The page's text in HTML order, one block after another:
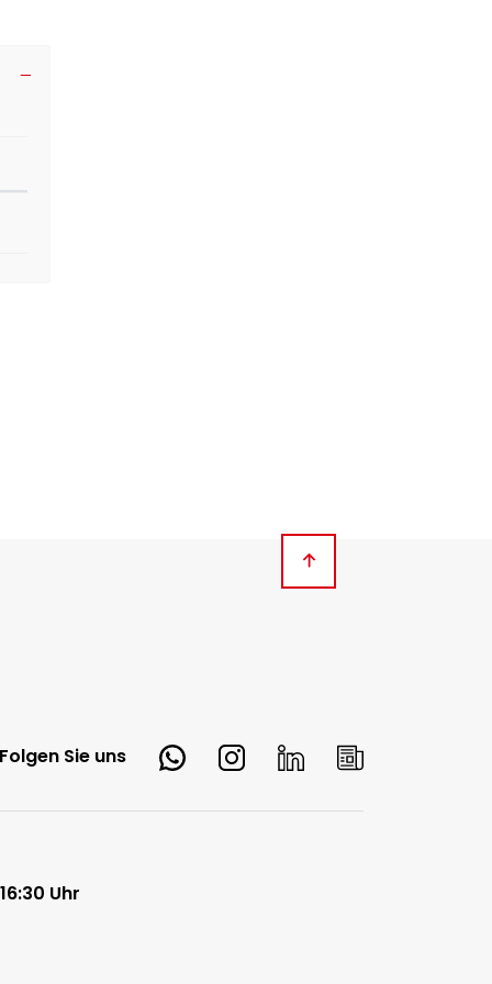
Folgen Sie uns WhatsappInstagram
LinkedInNewsletter
Uhr